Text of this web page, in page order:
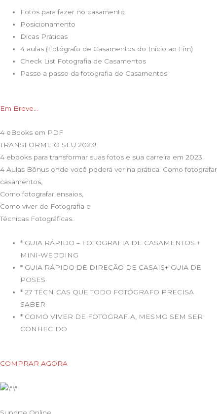
Fotos para fazer no casamento
Posicionamento
Dicas Práticas
4 aulas (Fotógrafo de Casamentos do Início ao Fim)
Check List Fotografia de Casamentos
Passo a passo da fotografia de Casamentos
Em Breve…
4 eBooks em PDF
TRANSFORME O SEU 2023!
4 ebooks para transformar suas fotos e sua carreira em 2023.
4 Aulas Bônus onde você poderá ver na prática: Como fotografar
casamentos,
Como fotografar ensaios,
Como viver de Fotografia e
Técnicas Fotográficas.
* GUIA RÁPIDO – FOTOGRAFIA DE CASAMENTOS +
MINI-WEDDING
* GUIA RÁPIDO DE DIREÇÃO DE CASAIS+ GUIA DE
POSES
* 27 TÉCNICAS QUE TODO FOTÓGRAFO PRECISA
SABER
* COMO VIVER DE FOTOGRAFIA, MESMO SEM SER
CONHECIDO​
COMPRAR AGORA